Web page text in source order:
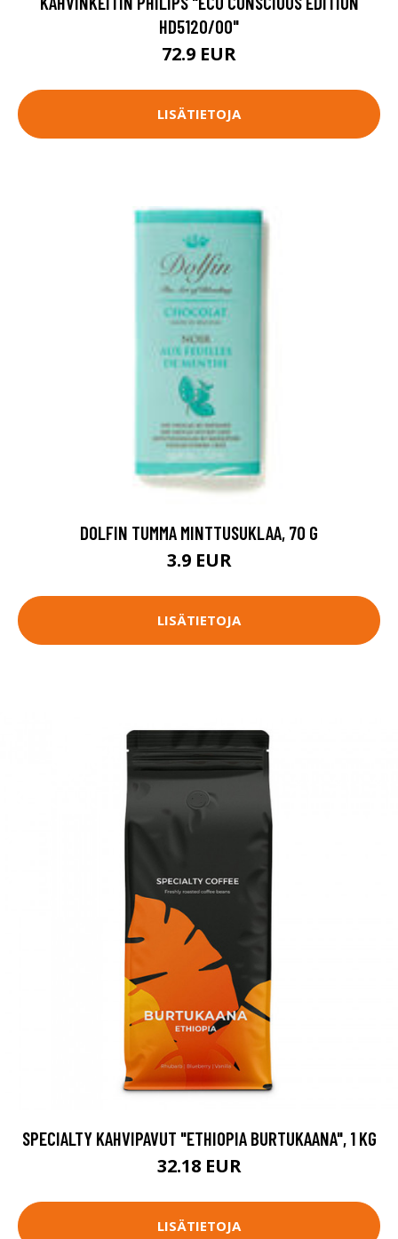
HD5120/00"
72.9 EUR
LISÄTIETOJA
DOLFIN TUMMA MINTTUSUKLAA, 70 G
3.9 EUR
LISÄTIETOJA
SPECIALTY KAHVIPAVUT "ETHIOPIA BURTUKAANA", 1 KG
32.18 EUR
LISÄTIETOJA